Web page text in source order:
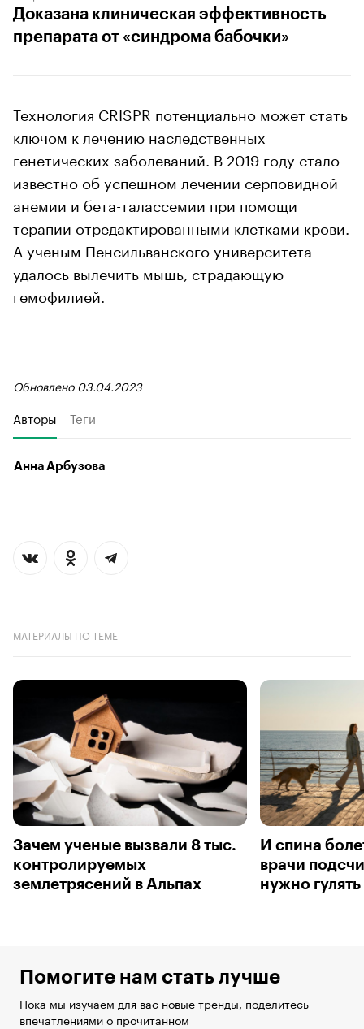
Доказана клиническая эффективность
препарата от «синдрома бабочки»
Технология CRISPR потенциально может стать
ключом к лечению наследственных
генетических заболеваний. В 2019 году стало
известно об успешном лечении серповидной
анемии и бета-талассемии при помощи
терапии отредактированными клетками крови.
А ученым Пенсильванского университета
удалось вылечить мышь, страдающую
гемофилией.
Обновлено 03.04.2023
Авторы Теги
Анна Арбузова
МАТЕРИАЛЫ ПО ТЕМЕ
Зачем ученые вызвали 8 тыс.
контролируемых
землетрясений в Альпах
И спина
врачи
нужно гулять
Помогите нам стать лучше
Пока мы изучаем для вас новые тренды, поделитесь
впечатлениями о прочитанном